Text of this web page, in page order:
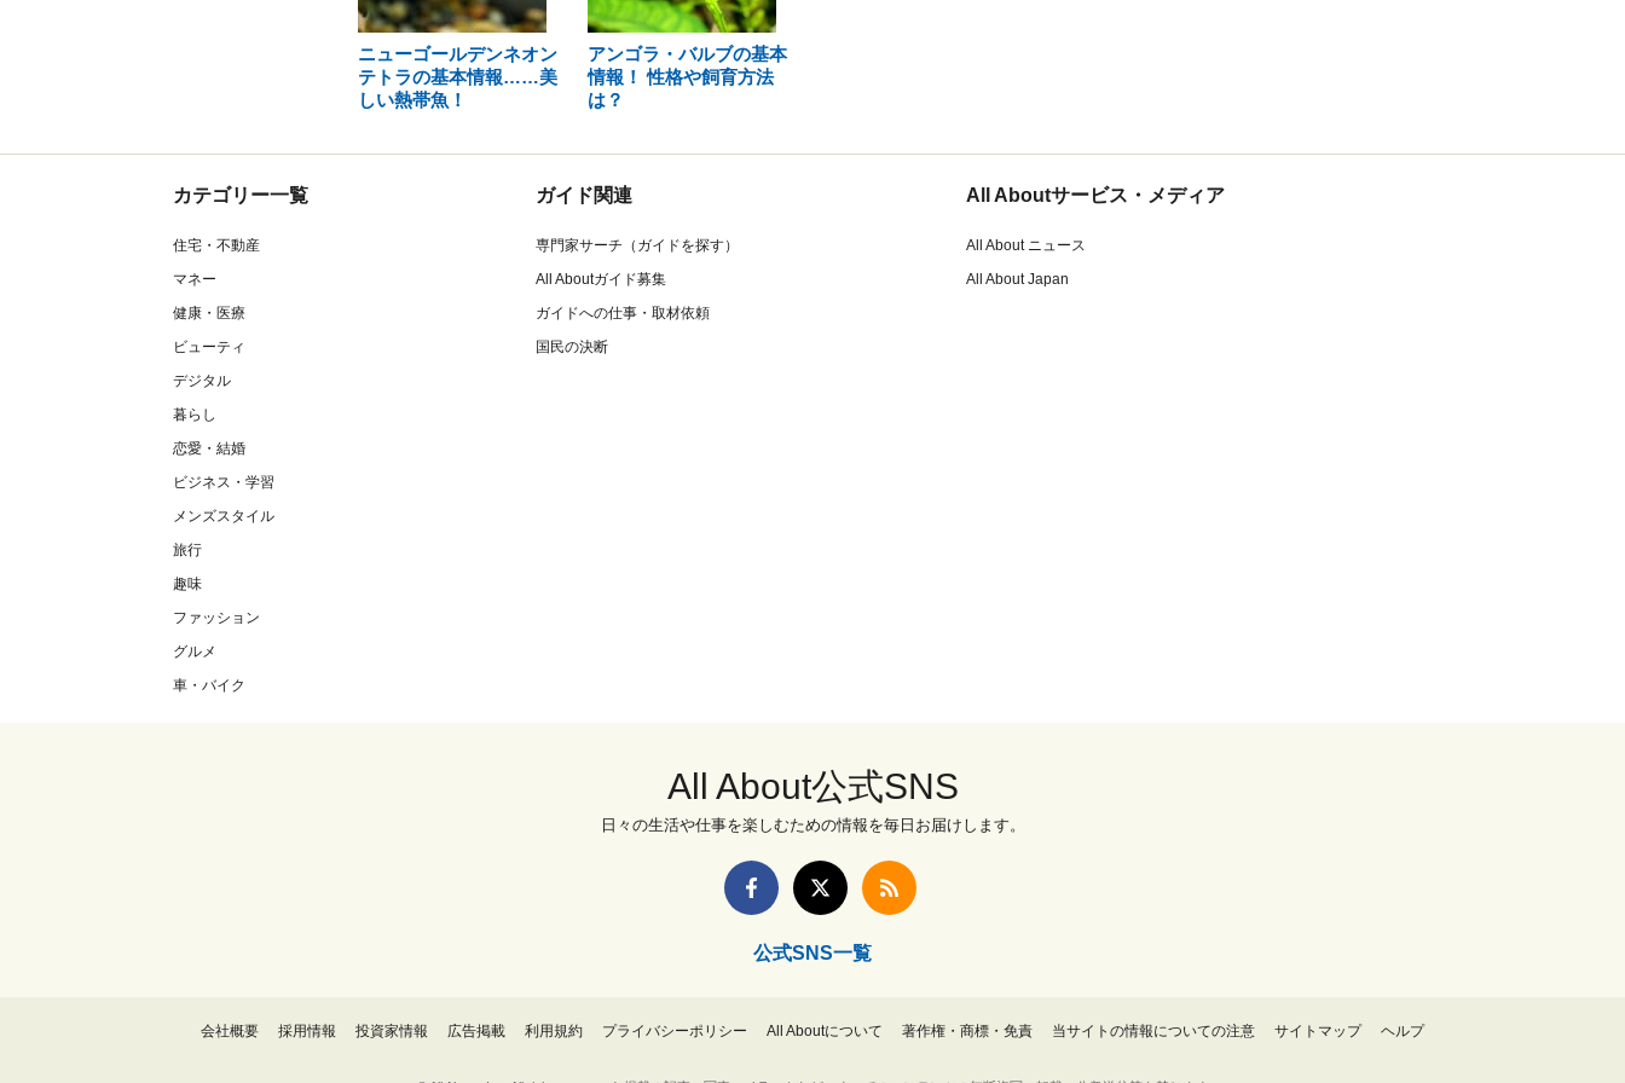
ニューゴールデンネオン
テトラの基本情報……美
しい熱帯魚！
アンゴラ・バルブの基本
情報！ 性格や飼育方法
は？
カテゴリー一覧
住宅・不動産
マネー
健康・医療
ビューティ
デジタル
暮らし
恋愛・結婚
ビジネス・学習
メンズスタイル
旅行
趣味
ファッション
グルメ
車・バイク
ガイド関連
専門家サーチ（ガイドを探す）
All Aboutガイド募集
ガイドへの仕事・取材依頼
国民の決断
All Aboutサービス・メディア
All About ニュース
All About Japan
All About公式SNS
日々の生活や仕事を楽しむための情報を毎日お届けします。
公式SNS一覧
会社概要 採用情報 投資家情報 広告掲載 利用規約 プライバシーポリシー All Aboutについて 著作権・商標・免責 当サイトの情報についての注意 サイトマップ ヘルプ